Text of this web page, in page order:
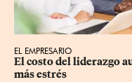
EL EMPRESARIO
El costo del liderazgo
más estrés